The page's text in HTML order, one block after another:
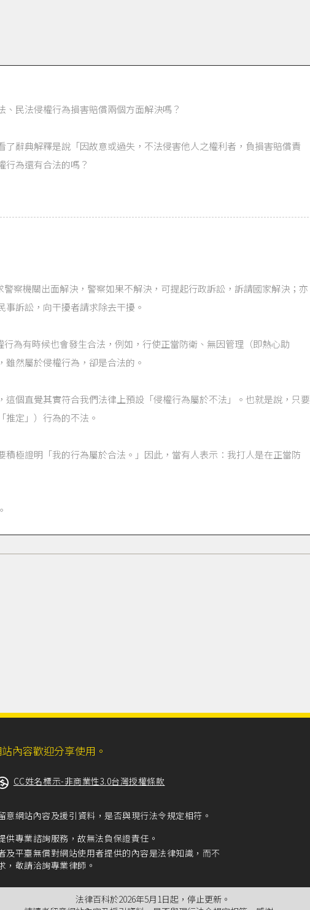
民法侵權行為損害賠償兩個方面解決嗎？
辭典解釋是說「因故意或過失，不法侵害他人之權利者，負損害賠償責
行為還有合法的嗎？
察機關出面解決，警察如果不解決，可提起行政訴訟，訴請國家解決；亦
訴訟，向干擾者請求除去干擾。
為有時候也會發生合法，例如，行使正當防衛、無因管理（即熱心助
然屬於侵權行為，卻是合法的。
個直覺其實符合我們法律上預設「侵權行為屬於不法」。也就是說，只要
推定」）行為的不法。
極證明「我的行為屬於合法。」因此，當有人表示︰我打人是在正當防
內容歡迎分享使用。
CC姓名標示-非商業性3.0台灣授權條款
網站內容及援引資料，是否與現行法令規定相符。
專業諮詢服務，故無法負保證責任。
平臺無償對網站使用者提供的內容是法律知識，而不
敬請洽詢專業律師。
法律百科於2026年5月1日起，停止更新。